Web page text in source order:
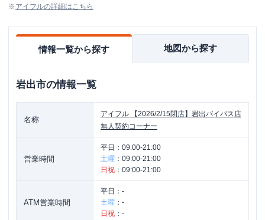
※アイフルの詳細はこちら
情報一覧から探す 地図から探す
岩出市の情報一覧
名称
アイフル
【2026/2/15閉店】岩出バイパス店
無人契約コーナー
営業時間
平日： 09:00-21:00
土曜 ： 09:00-21:00
日祝 ： 09:00-21:00
ATM営業時間
平日： -
土曜 ： -
日祝 ： -